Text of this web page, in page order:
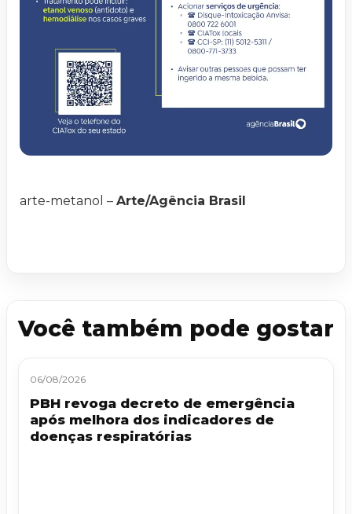
arte-metanol – Arte/Agência Brasil
Você também pode gostar
06/08/2026
PBH revoga decreto de emergência
após melhora dos indicadores de
doenças respiratórias